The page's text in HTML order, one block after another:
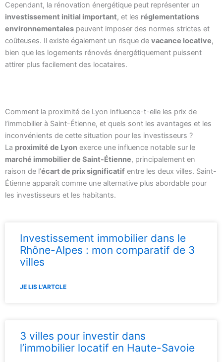
Cependant, la rénovation énergétique peut représenter un
investissement initial important, et les réglementations
environnementales peuvent imposer des normes strictes et
coûteuses. Il existe également un risque de vacance locative,
bien que les logements rénovés énergétiquement puissent
attirer plus facilement des locataires.
Comment la proximité de Lyon influence-t-elle les prix de
l’immobilier à Saint-Étienne, et quels sont les avantages et les
inconvénients de cette situation pour les investisseurs ?
La proximité de Lyon exerce une influence notable sur le
marché immobilier de Saint-Étienne, principalement en
raison de l’écart de prix significatif entre les deux villes. Saint-
Étienne apparaît comme une alternative plus abordable pour
les investisseurs et les habitants.
Investissement immobilier dans le
Rhône-Alpes : mon comparatif de 3
villes
JE LIS L'ARTCLE
3 villes pour investir dans
l’immobilier locatif en Haute-Savoie